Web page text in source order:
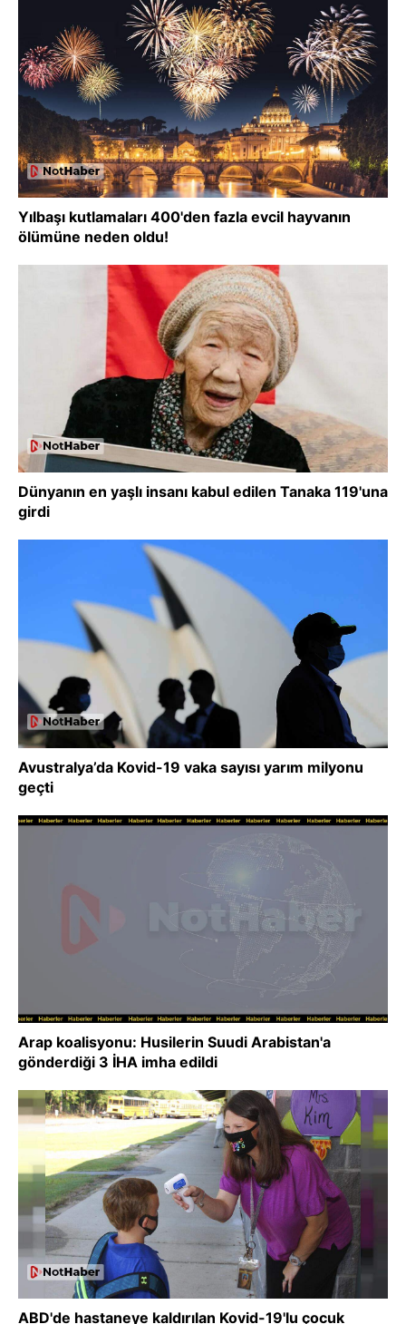
Yılbaşı kutlamaları 400'den fazla evcil hayvanın
ölümüne neden oldu!
Dünyanın en yaşlı insanı kabul edilen Tanaka 119'una
girdi
Avustralya’da Kovid-19 vaka sayısı yarım milyonu
geçti
Arap koalisyonu: Husilerin Suudi Arabistan'a
gönderdiği 3 İHA imha edildi
ABD'de hastaneye kaldırılan Kovid-19'lu çocuk